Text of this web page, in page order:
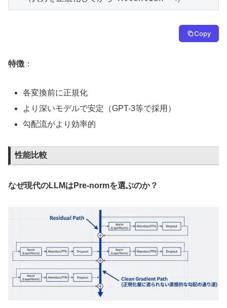
Copy
特徴 ：
各変換前に正規化
より深いモデルで安定（GPT-3等で採用）
勾配流がより効率的
性能比較
なぜ現代のLLMはPre-normを選ぶのか？